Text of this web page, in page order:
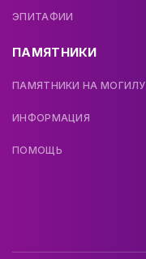
ЭПИТАФИИ
ПАМЯТНИКИ
ПАМЯТНИКИ НА МОГИЛУ
ИНФОРМАЦИЯ
ПОМОЩЬ